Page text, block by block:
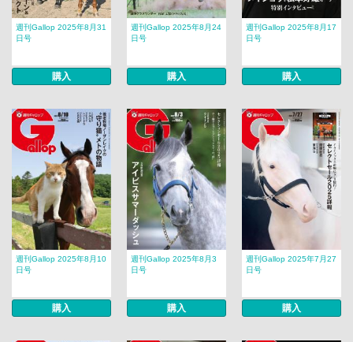
週刊Gallop 2025年8月31
日号
購入
週刊Gallop 2025年8月24
日号
購入
週刊Gallop 2025年8月17
日号
購入
週刊Gallop 2025年8月10
日号
購入
週刊Gallop 2025年8月3
日号
購入
週刊Gallop 2025年7月27
日号
購入